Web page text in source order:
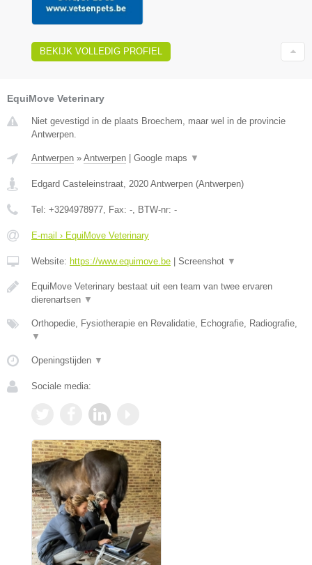
BEKIJK VOLLEDIG PROFIEL
EquiMove Veterinary
Niet gevestigd in de plaats Broechem, maar wel in de provincie
Antwerpen.
Antwerpen » Antwerpen | Google maps ▼
Edgard Casteleinstraat 2020 Antwerpen (Antwerpen)
Tel: +3294978977 , Fax: - , BTW-nr: -
E-mail › EquiMove Veterinary
Website: https://www.equimove.be | Screenshot ▼
EquiMove Veterinary bestaat uit een team van twee ervaren
dierenartsen ▼
Orthopedie, Fysiotherapie en Revalidatie, Echografie, Radiografie,
▼
Openingstijden ▼
Sociale media: